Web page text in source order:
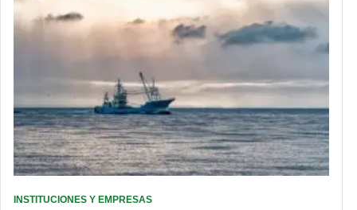
INSTITUCIONES Y EMPRESAS